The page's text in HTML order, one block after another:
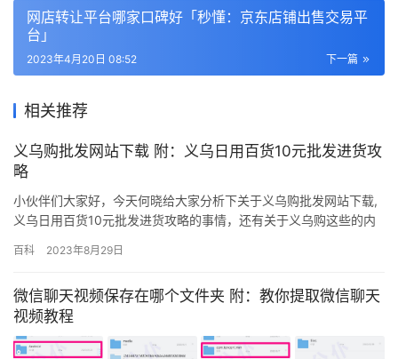
网店转让平台哪家口碑好「秒懂：京东店铺出售交易平
台」
下一篇
2023年4月20日 08:52
相关推荐
义乌购批发网站下载 附：义乌日用百货10元批发进货攻
略
小伙伴们大家好，今天何晓给大家分析下关于义乌购批发网站下载,
义乌日用百货10元批发进货攻略的事情，还有关于义乌购这些的内
哈！ 此外，据“电诉宝”接到用户对“义乌购”、“1688批发网”的投诉案
题等问题。 2020年5月3日，四川省的沈…
百科 2023年8月29日
微信聊天视频保存在哪个文件夹 附：教你提取微信聊天
视频教程